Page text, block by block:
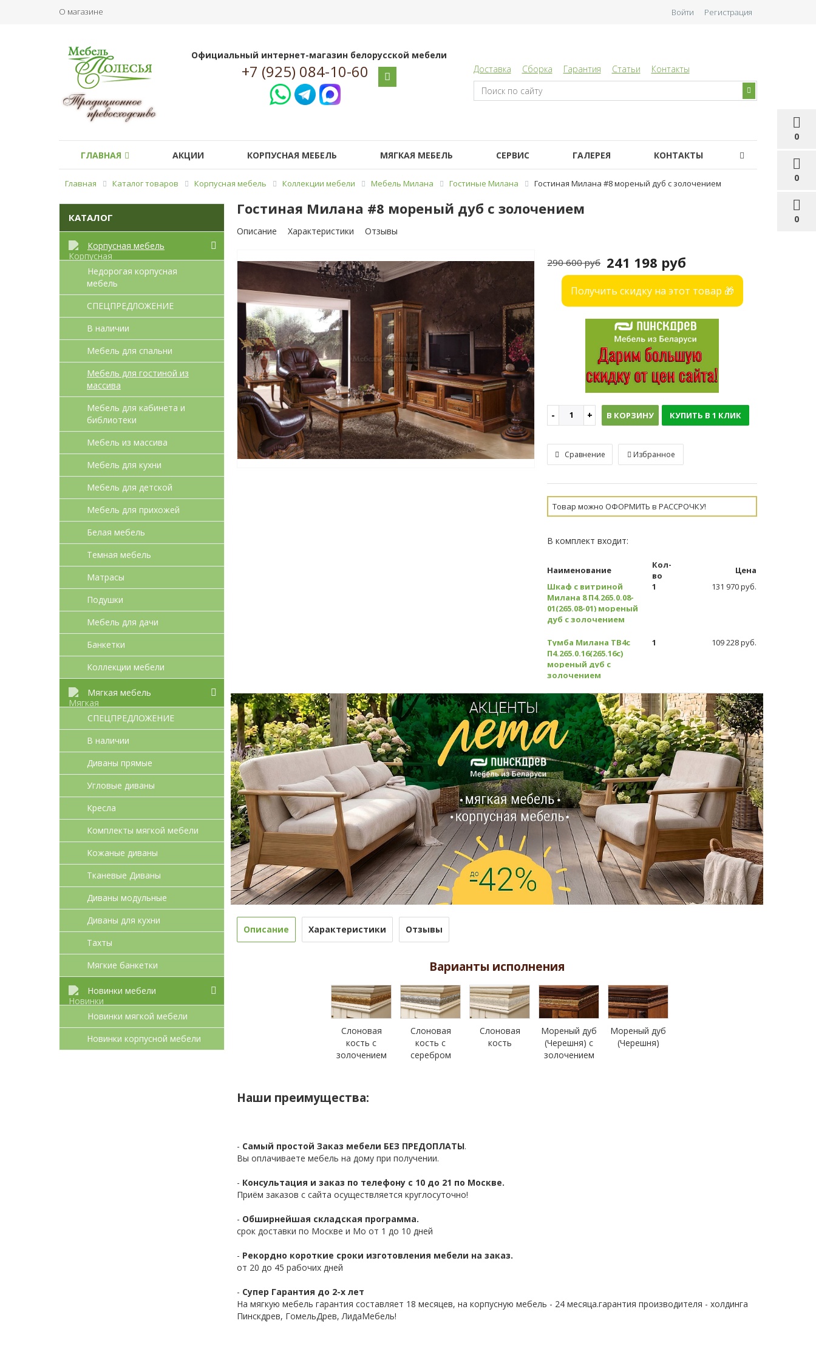
О магазине
0
0
0
Войти Регистрация
Официальный интернет-магазин белорусской мебели
+7 (925) 084-10-60 Доставка Сборка Гарантия Статьи Контакты
ГЛАВНАЯ АКЦИИ КОРПУСНАЯ МЕБЕЛЬ МЯГКАЯ МЕБЕЛЬ СЕРВИС ГАЛЕРЕЯ КОНТАКТЫ
Главная Каталог товаров Корпусная мебель Коллекции мебели Мебель Милана Гостиные Милана Гостиная Милана #8 мореный дуб с золочением
КАТАЛОГ
Корпусная мебель
Недорогая корпусная
мебель
СПЕЦПРЕДЛОЖЕНИЕ
В наличии
Мебель для спальни
Мебель для гостиной из
массива
Мебель для кабинета и
библиотеки
Мебель из массива
Мебель для кухни
Мебель для детcкой
Мебель для прихожей
Белая мебель
Темная мебель
Матрасы
Подушки
Мебель для дачи
Банкетки
Коллекции мебели
Мягкая мебель
СПЕЦПРЕДЛОЖЕНИЕ
В наличии
Диваны прямые
Угловые диваны
Кресла
Комплекты мягкой мебели
Кожаные диваны
Тканевые Диваны
Диваны модульные
Диваны для кухни
Тахты
Мягкие банкетки
Новинки мебели
Новинки мягкой мебели
Новинки корпусной мебели
Гостиная Милана #8 мореный дуб с золочением
Описание Характеристики Отзывы
241 198 руб
290 600 руб
Получить скидку на этот товар 🎁
В КОРЗИНУ КУПИТЬ В 1 КЛИК
Сравнение Избранное
Товар можно ОФОРМИТЬ в РАССРОЧКУ!
В комплект входит:
Наименование
Кол-
во
Цена
Шкаф с витриной
Милана 8 П4.265.0.08-
01(265.08-01) мореный
дуб с золочением
1 131 970 руб.
Тумба Милана ТВ4с
П4.265.0.16(265.16с)
мореный дуб с
золочением
1 109 228 руб.
Описание Характеристики Отзывы
Варианты исполнения
Слоновая
кость с
золочением
Слоновая
кость с
серебром
Слоновая
кость
Мореный дуб
(Черешня) с
золочением
Мореный дуб
(Черешня)
Наши преимущества:
- Самый простой Заказ мебели БЕЗ ПРЕДОПЛАТЫ.
Вы оплачиваете мебель на дому при получении.
- Консультация и заказ по телефону с 10 до 21 по Москве.
Приём заказов с сайта осуществляется круглосуточно!
- Обширнейшая складская программа.
срок доставки по Москве и Мо от 1 до 10 дней
- Рекордно короткие сроки изготовления мебели на заказ.
от 20 до 45 рабочих дней
- Супер Гарантия до 2-х лет
На мягкую мебель гарантия составляет 18 месяцев, на корпусную мебель - 24 месяца.гарантия производителя - холдинга
Пинскдрев, ГомельДрев, ЛидаМебель!